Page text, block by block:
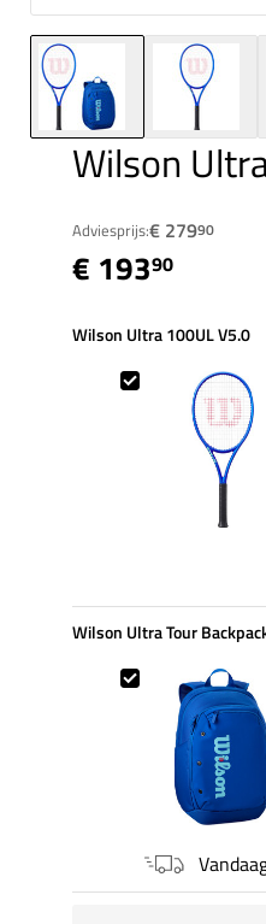
Wilson
Adviesprijs:€ 27990
€ 19390
Wilson Ultra 100UL V5.0
Wilson Ultra 100UL V5.0
Wilson Ultra Tour
Wilson Ultra Tour Backpack